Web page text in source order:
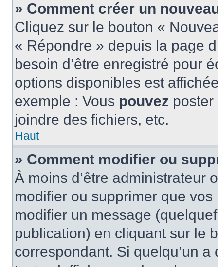
» Comment créer un
Cliquez sur le bouton «
« Répondre » depuis la page
besoin d’être enregistré pour
options disponibles est
exemple : Vous pouvez
joindre des fichiers, etc.
Haut
» Comment modifier ou
À moins d’être administrateur
modifier ou supprimer que
modifier un message
publication) en cliquant sur le
correspondant. Si quelqu’un